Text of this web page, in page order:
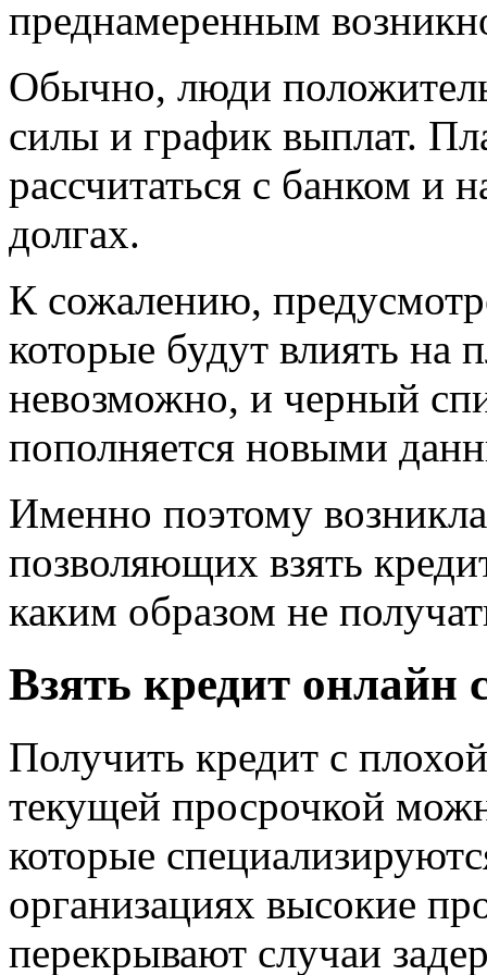
преднамеренным
Обычно, люди
силы и график выплат.
рассчитаться с банком и
долгах.
К сожалению,
которые будут влиять на
невозможно, и черный
пополняется новыми
Именно поэтому
позволяющих взять
каким образом не
Взять кредит онлайн
Получить кредит с
текущей просрочкой
которые
организациях высокие
перекрывают случаи